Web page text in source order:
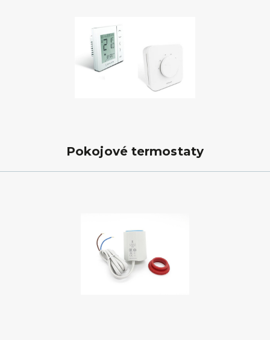
Pokojové termostaty